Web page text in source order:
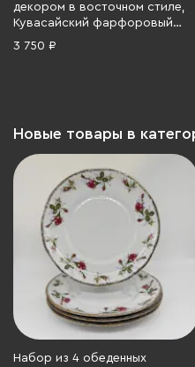
декором в восточном стиле,
Кувасайский фарфоровый
завод, фарфор, крытье
3 750 ₽
Новые товары в
Набор из 4 обеденных